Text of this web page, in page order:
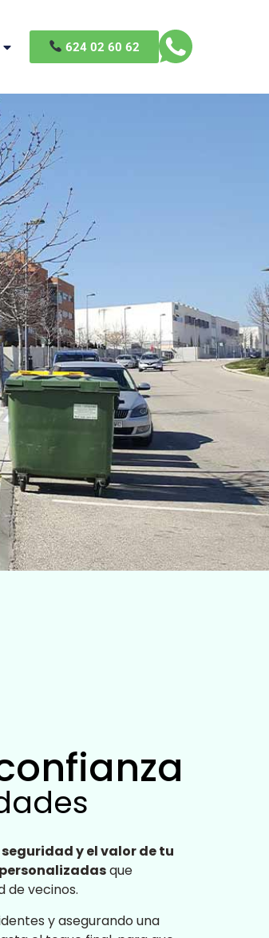
624 02 60 62
y el valor de tu
que
de vecinos.
y asegurando una